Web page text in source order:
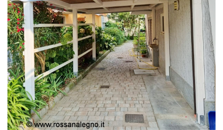
PERGOLA COPERTURA MOBILE